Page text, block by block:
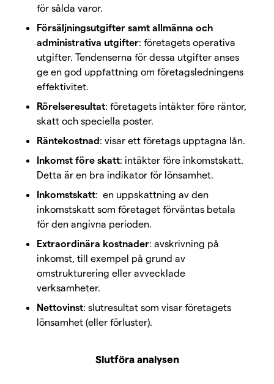
för sålda varor.
Försäljningsutgifter samt allmänna och
administrativa utgifter: företagets operativa
utgifter. Tendenserna för dessa utgifter anses
ge en god uppfattning om företagsledningens
effektivitet.
Rörelseresultat: företagets intäkter före räntor,
skatt och speciella poster.
Räntekostnad: visar ett företags upptagna lån.
Inkomst före skatt: intäkter före inkomstskatt.
Detta är en bra indikator för lönsamhet.
Inkomstskatt: en uppskattning av den
inkomstskatt som företaget förväntas betala
för den angivna perioden.
Extraordinära kostnader: avskrivning på
inkomst, till exempel på grund av
omstrukturering eller avvecklade
verksamheter.
Nettovinst: slutresultat som visar företagets
lönsamhet (eller förluster).
Slutföra analysen